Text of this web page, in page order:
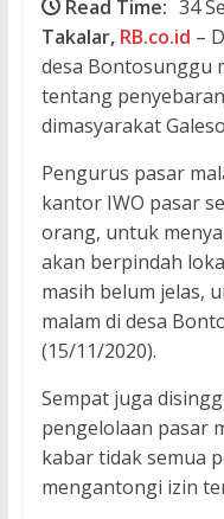
Read Time: 34
Takalar, RB.co.id –
desa Bontosunggu
tentang
dimasyarakat
Pengurus pasar
kantor IWO pasar
orang, untuk
akan berpindah
masih belum jelas,
malam di desa
(15/11/2020).
Sempat juga
pengelolaan pasar
kabar tidak semua
mengantongi izin